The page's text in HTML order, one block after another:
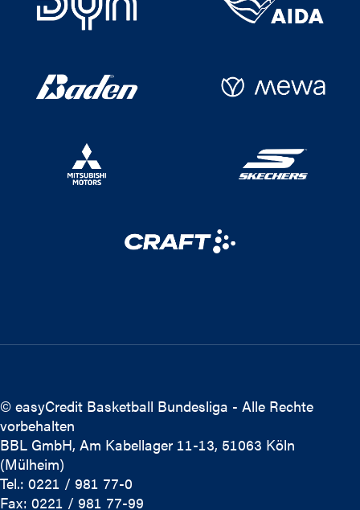
© easyCredit Basketball Bundesliga - Alle Rechte
vorbehalten
BBL GmbH, Am Kabellager 11-13, 51063 Köln
(Mülheim)
Tel.: 0221 / 981 77-0
Fax: 0221 / 981 77-99